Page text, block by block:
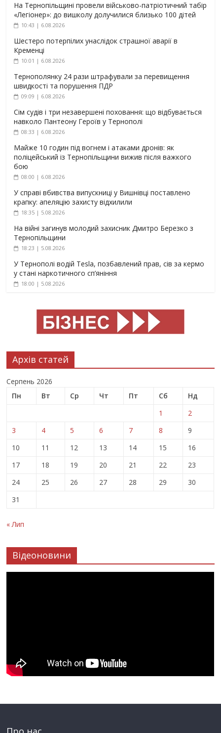
На Тернопільщині провели військово-патріотичний табір
«Легіонер»: до вишколу долучилися близько 100 дітей
10:43 | 6.08.2026
Шестеро потерпілих унаслідок страшної аварії в
Кременці
10:01 | 6.08.2026
Тернополянку 24 рази штрафували за перевищення
швидкості та порушення ПДР
09:09 | 6.08.2026
Сім судів і три незавершені поховання: що відбувається
навколо Пантеону Героїв у Тернополі
08:33 | 6.08.2026
Майже 10 годин під вогнем і атаками дронів: як
поліцейський із Тернопільщини вижив після важкого
бою
08:00 | 6.08.2026
У справі вбивства випускниці у Вишнівці поставлено
крапку: апеляцію захисту відхилили
18:35 | 5.08.2026
На війні загинув молодий захисник Дмитро Березко з
Тернопільщини
18:23 | 5.08.2026
У Тернополі водій Tesla, позбавлений прав, сів за кермо
у стані наркотичного сп’яніння
18:00 | 5.08.2026
Архів статей
Серпень 2026
Пн
Вт Ср Чт Пт Сб
Нд
1
2
3
4 5 6 7 8
9
10
11 12 13 14 15
16
17
18 19 20 21 22
23
24
25 26 27 28 29
30
31
« Лип
Відеоновини